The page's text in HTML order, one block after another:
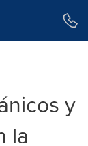
y
la